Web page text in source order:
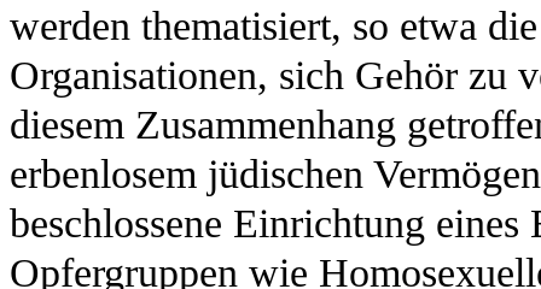
werden thematisiert, so etwa
Organisationen, sich Gehör zu
diesem Zusammenhang
erbenlosem jüdischen
beschlossene Einrichtung eines
Opfergruppen wie